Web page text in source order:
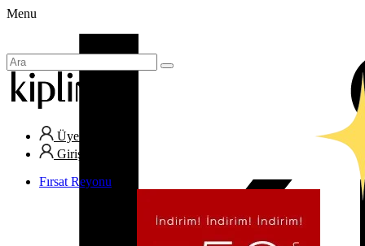
Menu
Üye Ol
Giriş Yap
Fırsat Reyonu